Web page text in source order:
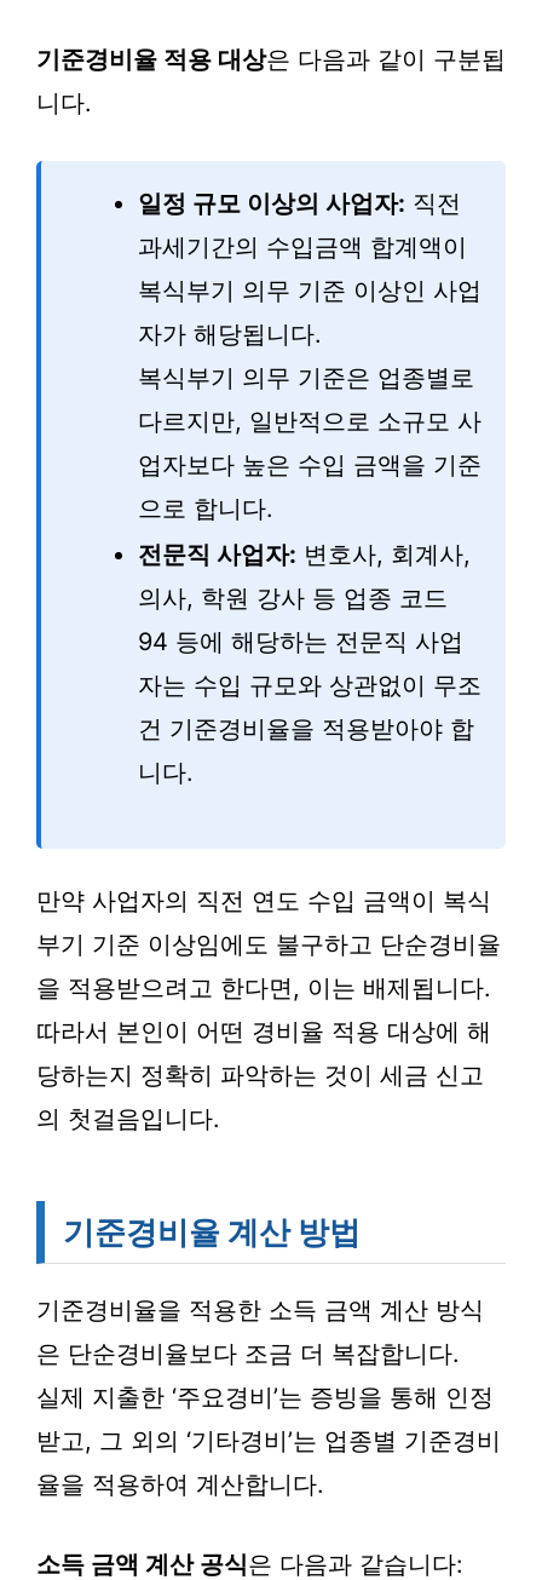
기준경비율 적용 대상은 다음과 같이 구분됩
니다.
일정 규모 이상의 사업자: 직전
과세기간의 수입금액 합계액이
복식부기 의무 기준 이상인 사업
자가 해당됩니다.
복식부기 의무 기준은 업종별로
다르지만, 일반적으로 소규모 사
업자보다 높은 수입 금액을 기준
으로 합니다.
전문직 사업자: 변호사, 회계사,
의사, 학원 강사 등 업종 코드
94 등에 해당하는 전문직 사업
자는 수입 규모와 상관없이 무조
건 기준경비율을 적용받아야 합
니다.
만약 사업자의 직전 연도 수입 금액이 복식
부기 기준 이상임에도 불구하고 단순경비율
을 적용받으려고 한다면, 이는 배제됩니다.
따라서 본인이 어떤 경비율 적용 대상에 해
당하는지 정확히 파악하는 것이 세금 신고
의 첫걸음입니다.
기준경비율 계산 방법
기준경비율을 적용한 소득 금액 계산 방식
은 단순경비율보다 조금 더 복잡합니다.
실제 지출한 ‘주요경비’는 증빙을 통해 인정
받고, 그 외의 ‘기타경비’는 업종별 기준경비
율을 적용하여 계산합니다.
소득 금액 계산 공식은 다음과 같습니다: